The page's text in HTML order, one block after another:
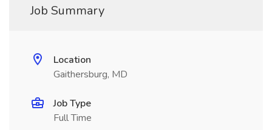
Job Summary
Location
Gaithersburg, MD
Job Type
Full Time